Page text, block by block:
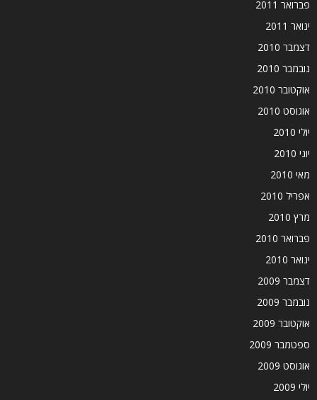
פברואר 2011
ינואר 2011
דצמבר 2010
נובמבר 2010
אוקטובר 2010
אוגוסט 2010
יולי 2010
יוני 2010
מאי 2010
אפריל 2010
מרץ 2010
פברואר 2010
ינואר 2010
דצמבר 2009
נובמבר 2009
אוקטובר 2009
ספטמבר 2009
אוגוסט 2009
יולי 2009